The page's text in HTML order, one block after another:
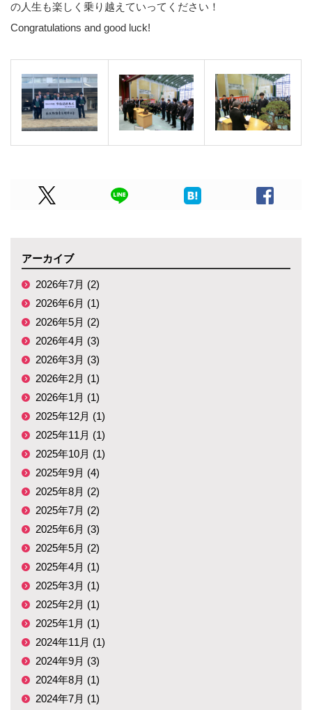
の人生も楽しく乗り越えていってください！
Congratulations and good luck!
アーカイブ
2026年7月 (2)
2026年6月 (1)
2026年5月 (2)
2026年4月 (3)
2026年3月 (3)
2026年2月 (1)
2026年1月 (1)
2025年12月 (1)
2025年11月 (1)
2025年10月 (1)
2025年9月 (4)
2025年8月 (2)
2025年7月 (2)
2025年6月 (3)
2025年5月 (2)
2025年4月 (1)
2025年3月 (1)
2025年2月 (1)
2025年1月 (1)
2024年11月 (1)
2024年9月 (3)
2024年8月 (1)
2024年7月 (1)